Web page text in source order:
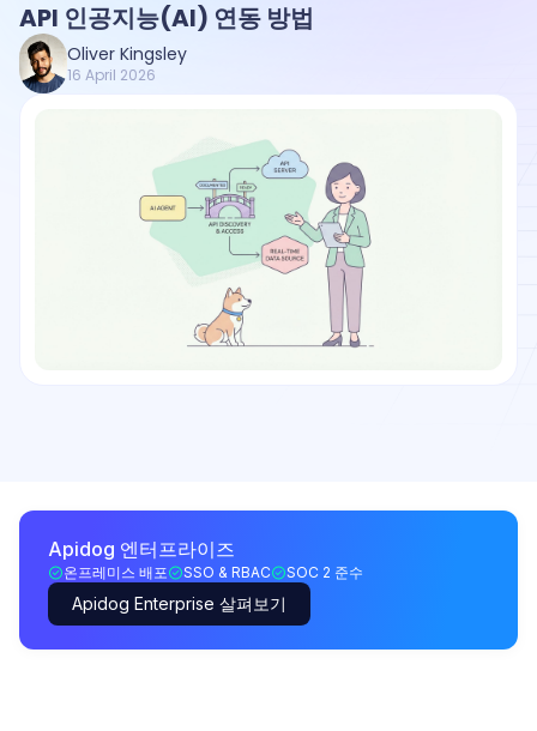
API 인공지능(AI) 연동 방법
Oliver Kingsley
16 April 2026
Apidog 엔터프라이즈
온프레미스 배포 SSO & RBAC SOC 2 준수
Apidog Enterprise 살펴보기